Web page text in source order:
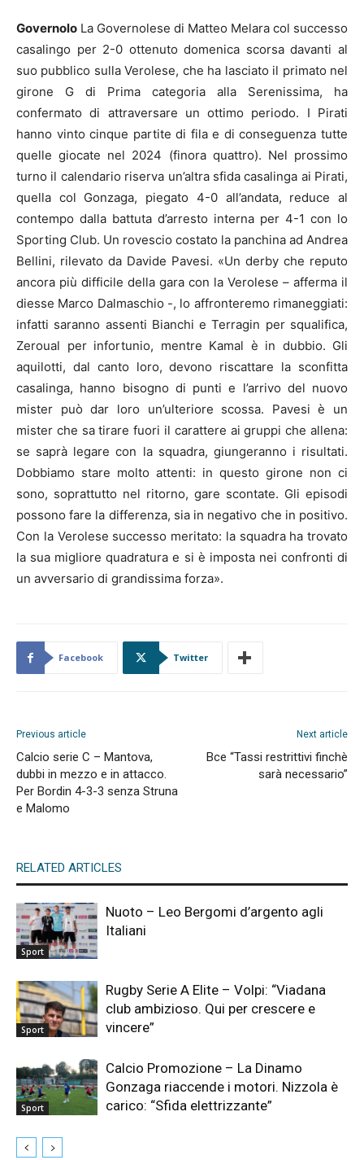
Governolo La Governolese di Matteo Melara col successo
casalingo per 2-0 ottenuto domenica scorsa davanti al
suo pubblico sulla Verolese, che ha lasciato il primato nel
girone G di Prima categoria alla Serenissima, ha
confermato di attraversare un ottimo periodo. I Pirati
hanno vinto cinque partite di fila e di conseguenza tutte
quelle giocate nel 2024 (finora quattro). Nel prossimo
turno il calendario riserva un’altra sfida casalinga ai Pirati,
quella col Gonzaga, piegato 4-0 all’andata, reduce al
contempo dalla battuta d’arresto interna per 4-1 con lo
Sporting Club. Un rovescio costato la panchina ad Andrea
Bellini, rilevato da Davide Pavesi. «Un derby che reputo
ancora più difficile della gara con la Verolese – afferma il
diesse Marco Dalmaschio -, lo affronteremo rimaneggiati:
infatti saranno assenti Bianchi e Terragin per squalifica,
Zeroual per infortunio, mentre Kamal è in dubbio. Gli
aquilotti, dal canto loro, devono riscattare la sconfitta
casalinga, hanno bisogno di punti e l’arrivo del nuovo
mister può dar loro un’ulteriore scossa. Pavesi è un
mister che sa tirare fuori il carattere ai gruppi che allena:
se saprà legare con la squadra, giungeranno i risultati.
Dobbiamo stare molto attenti: in questo girone non ci
sono, soprattutto nel ritorno, gare scontate. Gli episodi
possono fare la differenza, sia in negativo che in positivo.
Con la Verolese successo meritato: la squadra ha trovato
la sua migliore quadratura e si è imposta nei confronti di
un avversario di grandissima forza».
Facebook Twitter
Previous article
Calcio serie C – Mantova,
dubbi in mezzo e in attacco.
Per Bordin 4-3-3 senza Struna
e Malomo
Next article
Bce “Tassi restrittivi finchè
sarà necessario”
RELATED ARTICLES
Sport
Nuoto – Leo Bergomi d’argento agli
Italiani
Sport
Rugby Serie A Elite – Volpi: “Viadana
club ambizioso. Qui per crescere e
vincere”
Sport
Calcio Promozione – La Dinamo
Gonzaga riaccende i motori. Nizzola è
carico: “Sfida elettrizzante”